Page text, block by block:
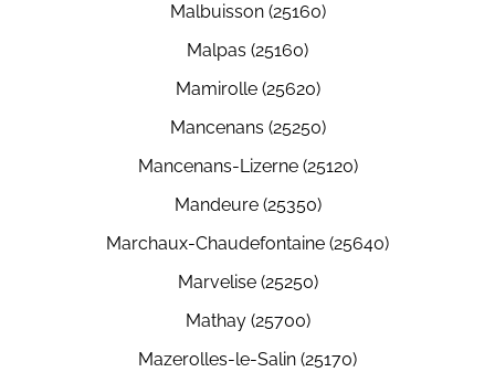
Malbuisson (25160)
Malpas (25160)
Mamirolle (25620)
Mancenans (25250)
Mancenans-Lizerne (25120)
Mandeure (25350)
Marchaux-Chaudefontaine (25640)
Marvelise (25250)
Mathay (25700)
Mazerolles-le-Salin (25170)